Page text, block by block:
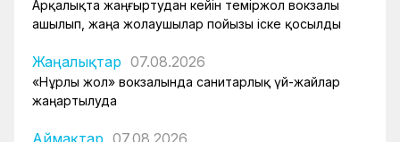
Арқалықта жаңғыртудан кейін теміржол вокзалы
ашылып, жаңа жолаушылар пойызы іске қосылды
Жаңалықтар 07.08.2026
«Нұрлы жол» вокзалында санитарлық үй-жайлар
жаңартылуда